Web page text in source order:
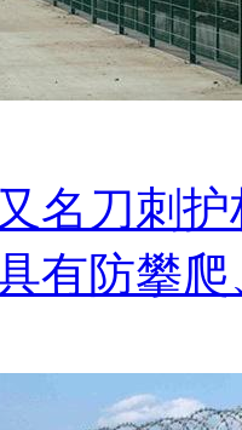
名刀刺
有防攀